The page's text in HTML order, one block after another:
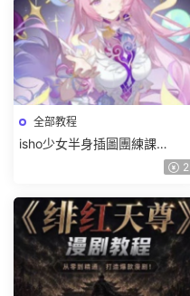
全部教程
isho少女半身插圖團練課
2026【畫質高清隻有視頻】 2